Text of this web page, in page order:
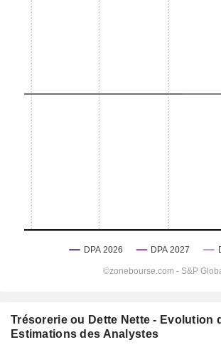
Trésorerie ou Dette Nette - Evolution
Estimations des Analystes